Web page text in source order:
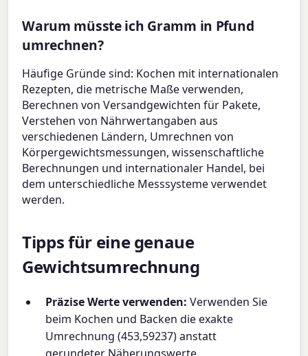
Warum müsste ich Gramm in Pfund
umrechnen?
Häufige Gründe sind: Kochen mit internationalen
Rezepten, die metrische Maße verwenden,
Berechnen von Versandgewichten für Pakete,
Verstehen von Nährwertangaben aus
verschiedenen Ländern, Umrechnen von
Körpergewichtsmessungen, wissenschaftliche
Berechnungen und internationaler Handel, bei
dem unterschiedliche Messsysteme verwendet
werden.
Tipps für eine genaue
Gewichtsumrechnung
Präzise Werte verwenden: Verwenden Sie
beim Kochen und Backen die exakte
Umrechnung (453,59237) anstatt